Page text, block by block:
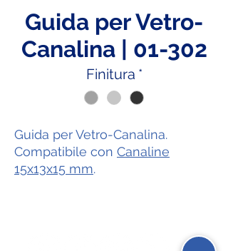
Guida per Vetro-
Canalina | 01-302
Finitura *
Guida per Vetro-Canalina.
Compatibile con Canaline
15x13x15 mm.